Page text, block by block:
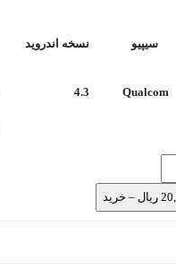
سیپیو نسخه اندروید
Qualcom
4.3